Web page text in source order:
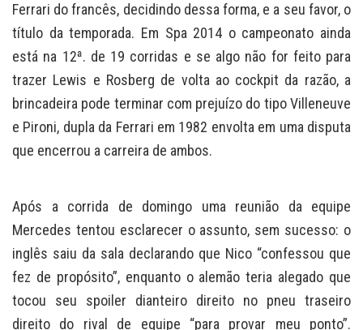
Ferrari do francês, decidindo dessa forma, e a seu favor, o
título da temporada. Em Spa 2014 o campeonato ainda
está na 12ª. de 19 corridas e se algo não for feito para
trazer Lewis e Rosberg de volta ao cockpit da razão, a
brincadeira pode terminar com prejuízo do tipo Villeneuve
e Pironi, dupla da Ferrari em 1982 envolta em uma disputa
que encerrou a carreira de ambos.
Após a corrida de domingo uma reunião da equipe
Mercedes tentou esclarecer o assunto, sem sucesso: o
inglês saiu da sala declarando que Nico “confessou que
fez de propósito”, enquanto o alemão teria alegado que
tocou seu spoiler dianteiro direito no pneu traseiro
direito do rival de equipe “para provar meu ponto”.